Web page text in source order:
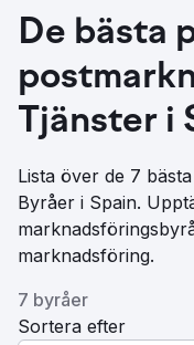
De bästa
Tjänster i
Lista över de 7
Byråer i Spain.
marknadsföring.
7 byråer
Sortera efter